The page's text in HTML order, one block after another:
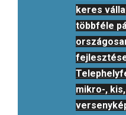
keres
többféle
mikro-,